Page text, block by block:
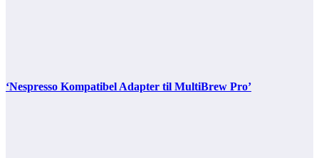
‘Nespresso Kompatibel Adapter til MultiBrew Pro’